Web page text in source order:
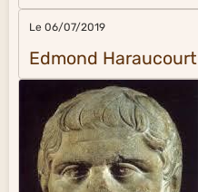
Le 06/07/2019
Edmond Haraucourt